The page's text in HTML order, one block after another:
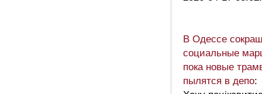
В Одессе
социальные
пока новые
пылятся в депо: